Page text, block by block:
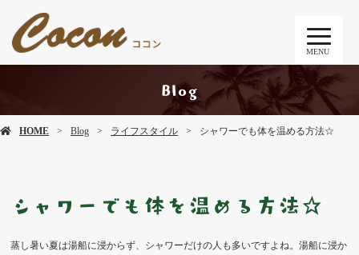
MENU
Blog
HOME Blog ライフスタイル シャワーでも体を温める方法☆
シャワーでも体を温める方法☆
蒸し暑い夏は湯船に浸からず、シャワーだけの人も多いですよね。湯船に浸か